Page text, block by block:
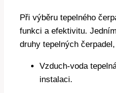
Při výběru tepelného
funkci a efektivitu.
druhy tepelných
Vzduch-voda
instalaci.